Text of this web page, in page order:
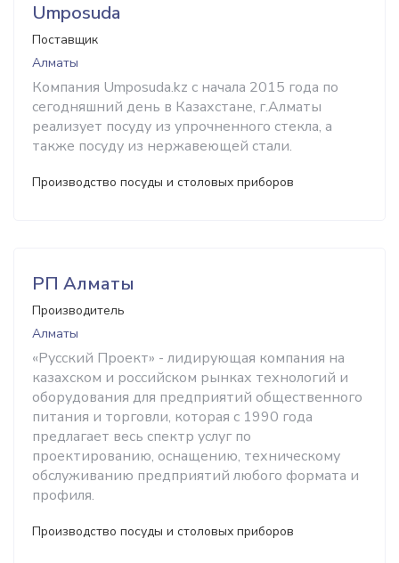
Umposuda
Поставщик
Алматы
Компания Umposuda.kz с начала 2015 года по
сегодняшний день в Казахстане, г.Алматы
реализует посуду из упрочненного стекла, а
также посуду из нержавеющей стали.
Производство посуды и столовых приборов
РП Алматы
Производитель
Алматы
«Русский Проект» - лидирующая компания на
казахском и российском рынках технологий и
оборудования для предприятий общественного
питания и торговли, которая с 1990 года
предлагает весь спектр услуг по
проектированию, оснащению, техническому
обслуживанию предприятий любого формата и
профиля.
Производство посуды и столовых приборов